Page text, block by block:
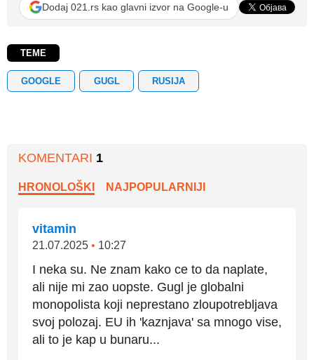
Dodaj 021.rs kao glavni izvor na Google-u
TEME
GOOGLE GUGL RUSIJA
KOMENTARI 1
HRONOLOŠKI NAJPOPULARNIJI
vitamin
21.07.2025 • 10:27
I neka su. Ne znam kako ce to da naplate,
ali nije mi zao uopste. Gugl je globalni
monopolista koji neprestano zloupotrebljava
svoj polozaj. EU ih 'kaznjava' sa mnogo vise,
ali to je kap u bunaru...